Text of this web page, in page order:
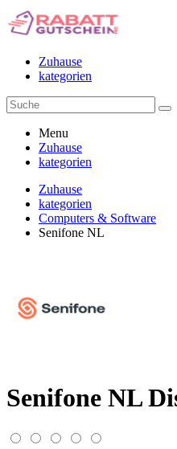
Zuhause
kategorien
Menu
Zuhause
kategorien
Zuhause
kategorien
Computers & Software
Senifone NL
Senifone NL